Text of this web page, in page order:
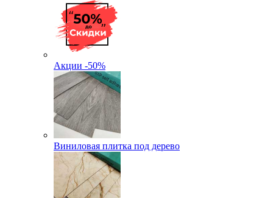
Акции -50%
Виниловая плитка под дерево